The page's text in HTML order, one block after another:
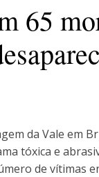
65
da Vale em
tóxica e
de vítimas